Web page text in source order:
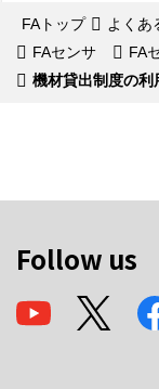
FAトップ よくあ
FAセンサ
FA
機材貸出制度の利
Follow us